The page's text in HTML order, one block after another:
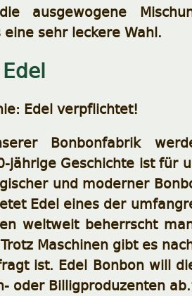
ausgewogene
sehr leckere Wahl.
Edel verpflichtet!
Bonbonfabrik
jährige Geschichte ist für
und moderner
Edel eines der
weltweit beherrscht
Maschinen gibt es
ist. Edel Bonbon will
oder Billigproduzenten